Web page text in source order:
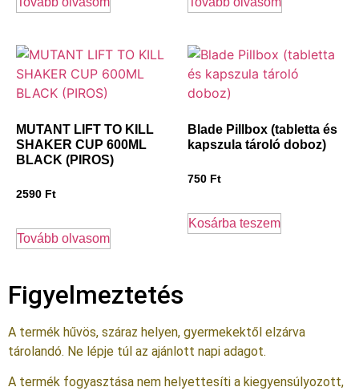
MUTANT LIFT TO KILL
SHAKER CUP 600ML
BLACK (PIROS)
2590 Ft
Tovább olvasom
Blade Pillbox (tabletta és
kapszula tároló doboz)
750 Ft
Kosárba teszem
Figyelmeztetés
A termék hűvös, száraz helyen, gyermekektől elzárva
tárolandó. Ne lépje túl az ajánlott napi adagot.
A termék fogyasztása nem helyettesíti a kiegyensúlyozott,